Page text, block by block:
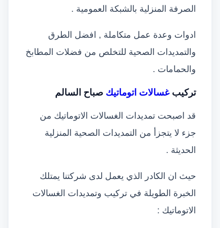
الصرفة المنزلية بالشبكة العمومية .
ادوات وعدة عمل متكاملة , افضل الطرق
والتمديدات الصحية للتخلص من فضلات المطابخ
والحمامات .
تركيبغسالات اتوماتيك صباح السالم
قد اصبحت تمديدات الغسالات الاتوماتيك من
جزء لا يتجزأ من التمديدات الصحية المنزلية
الحديثة .
حيث ان الكادر الذي يعمل لدى شركتنا يمتلك
الخبرة الطويلة في تركيب وتمديدات الغسالات
الاتوماتيك :